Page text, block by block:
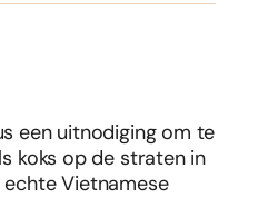
een uitnodiging om te
koks op de straten in
Vietnamese